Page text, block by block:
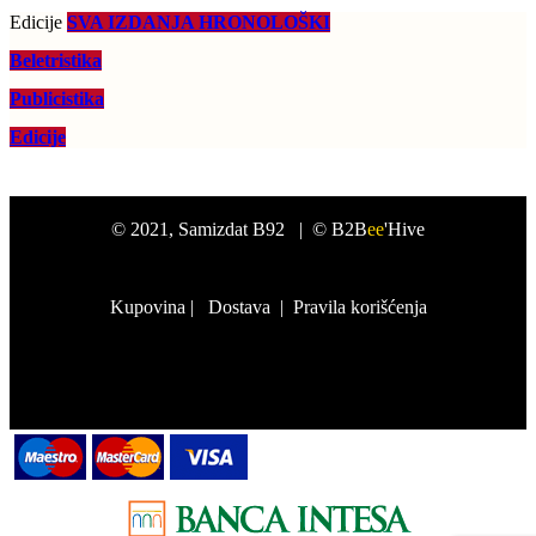
Edicije SVA IZDANJA HRONOLOŠKI
Beletristika
Publicistika
Edicije
© 2021 , Samizdat B92 | © B2Bee'Hive
Kupovina | Dostava | Pravila korišćenja